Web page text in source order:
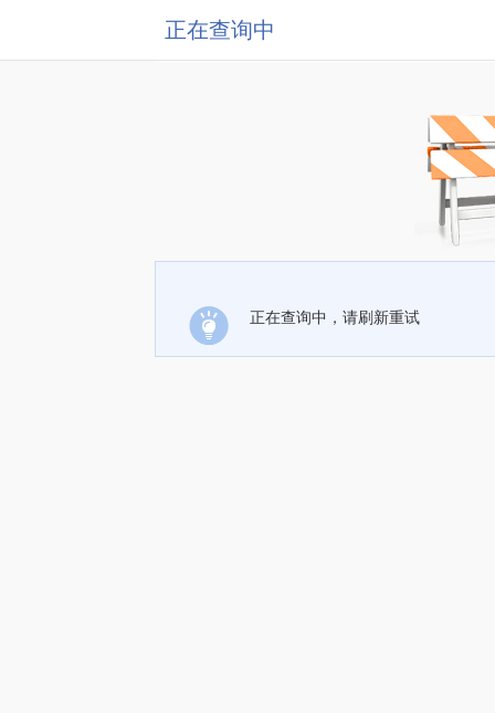
正在查询中
正在查询中，请刷新重试